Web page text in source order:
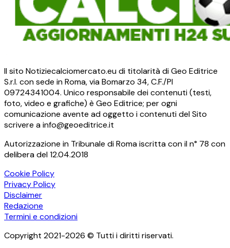
Il sito Notiziecalciomercato.eu di titolarità di Geo Editrice
S.r.l. con sede in Roma, via Bomarzo 34, C.F./PI
09724341004. Unico responsabile dei contenuti (testi,
foto, video e grafiche) è Geo Editrice; per ogni
comunicazione avente ad oggetto i contenuti del Sito
scrivere a info@geoeditrice.it
Autorizzazione in Tribunale di Roma iscritta con il n° 78 con
delibera del 12.04.2018
Cookie Policy
Privacy Policy
Disclaimer
Redazione
Termini e condizioni
Copyright 2021-2026 © Tutti i diritti riservati.